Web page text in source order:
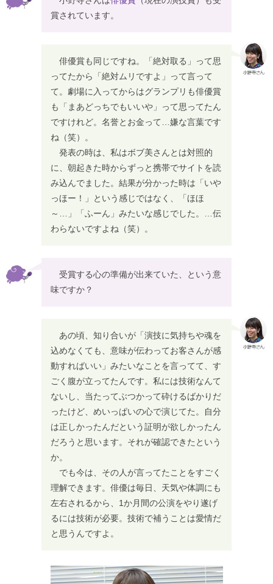
賞されています。
俳優賞も同じですね。「絶対取る」って思
ってたから「絶対ムリですよ」って言って
て。劇場に入ってからはグランプリも俳優賞
も「まあどっちでもいいや」って思ってたん
ですけれど。名誉とお金って…嫌な言葉です
ね（笑）。
発表の時は、私はボブ美さんとは対照的
に、朝起きた時からずっと携帯でサイトを読
み込んでました。結果が分かった時は「いや
っほー！」という感じではなく、「ほほ
～…」「ふーん」みたいな感じでした。…伝
わらないですよね（笑）。
受賞する心の準備が出来ていた、という意
味ですか？
あの頃、知り合いが「演技に気持ちや魂を
込めなくても、意味が伝わってお客さんが感
動すればいい」みたいなことを言ってて、す
ごく腹が立ってたんです。私には技術なんて
ないし、当たってぶつかって砕けるばかりだ
ったけど、めいっぱいの心で演じてた。自分
は正しかったんだという証明が欲しかったん
だろうと思います。それが確認できたという
か。
でも今は、その人が言ってたことをすごく
理解できます。俳優は毎日、天気や体調にも
左右されるから、1か月間の公演をやり遂げ
るには技術が必要。技術で補うことは愛情だ
と思うんですよ。